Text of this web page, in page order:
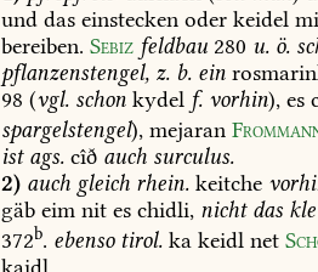
und das einstecken oder keidel
bereiben. Sebiz feldbau 280 u. ö.
pflanzenstengel, z. b. ein
98 (vgl. schon kydel f. vorhin), es
spargelstengel), mejaran
istags. cîð auch surculus.
2) auch gleich rhein. keitche
gäb eim nit es chidli, nichtdas
372b. ebensotirol. ka keidl net